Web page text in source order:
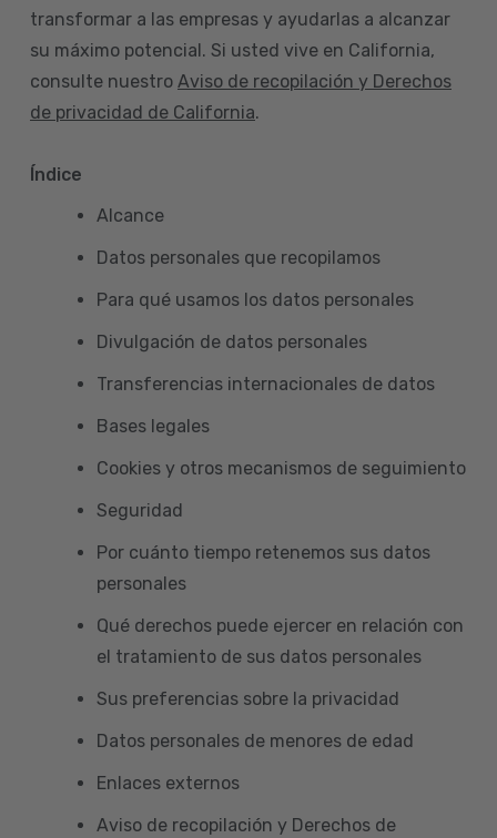
transformar a las empresas y ayudarlas a alcanzar
su máximo potencial. Si usted vive en California,
consulte nuestro Aviso de recopilación y Derechos
de privacidad de California.
Índice
Alcance
Datos personales que recopilamos
Para qué usamos los datos personales
Divulgación de datos personales
Transferencias internacionales de datos
Bases legales
Cookies y otros mecanismos de seguimiento
Seguridad
Por cuánto tiempo retenemos sus datos
personales
Qué derechos puede ejercer en relación con
el tratamiento de sus datos personales
Sus preferencias sobre la privacidad
Datos personales de menores de edad
Enlaces externos
Aviso de recopilación y Derechos de